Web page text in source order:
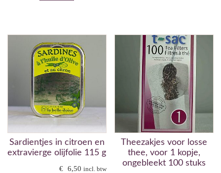
Sardientjes in citroen en
extravierge olijfolie 115 g
€ 6,50 incl. btw
Theezakjes voor losse
thee, voor 1 kopje,
ongebleekt 100 stuks